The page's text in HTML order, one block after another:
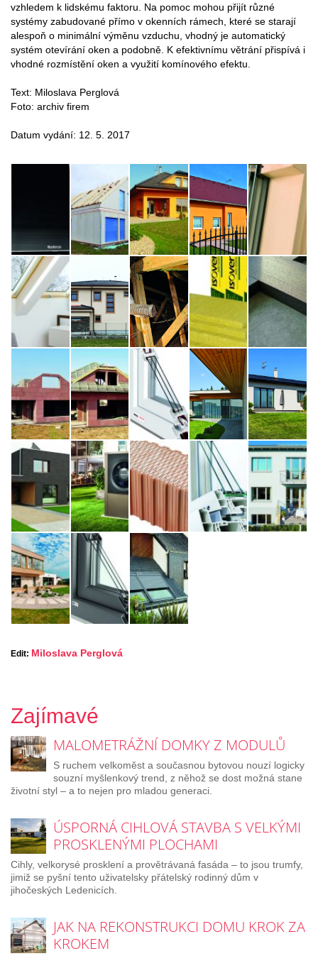
vzhledem k lidskému faktoru. Na pomoc mohou přijít různé
systémy zabudované přímo v okenních rámech, které se starají
alespoň o minimální výměnu vzduchu, vhodný je automatický
systém otevírání oken a podobně. K efektivnímu větrání přispívá i
vhodné rozmístění oken a využití komínového efektu.
Text: Miloslava Perglová
Foto: archiv firem
Datum vydání: 12. 5. 2017
Edit: Miloslava Perglová
Zajímavé
MALOMETRÁŽNÍ DOMKY Z MODULŮ
S ruchem velkoměst a současnou bytovou nouzí logicky
souzní myšlenkový trend, z něhož se dost možná stane
životní styl – a to nejen pro mladou generaci.
ÚSPORNÁ CIHLOVÁ STAVBA S VELKÝMI
PROSKLENÝMI PLOCHAMI
Cihly, velkorysé prosklení a provětrávaná fasáda – to jsou trumfy,
jimiž se pyšní tento uživatelsky přátelský rodinný dům v
jihočeských Ledenicích.
JAK NA REKONSTRUKCI DOMU KROK ZA
KROKEM